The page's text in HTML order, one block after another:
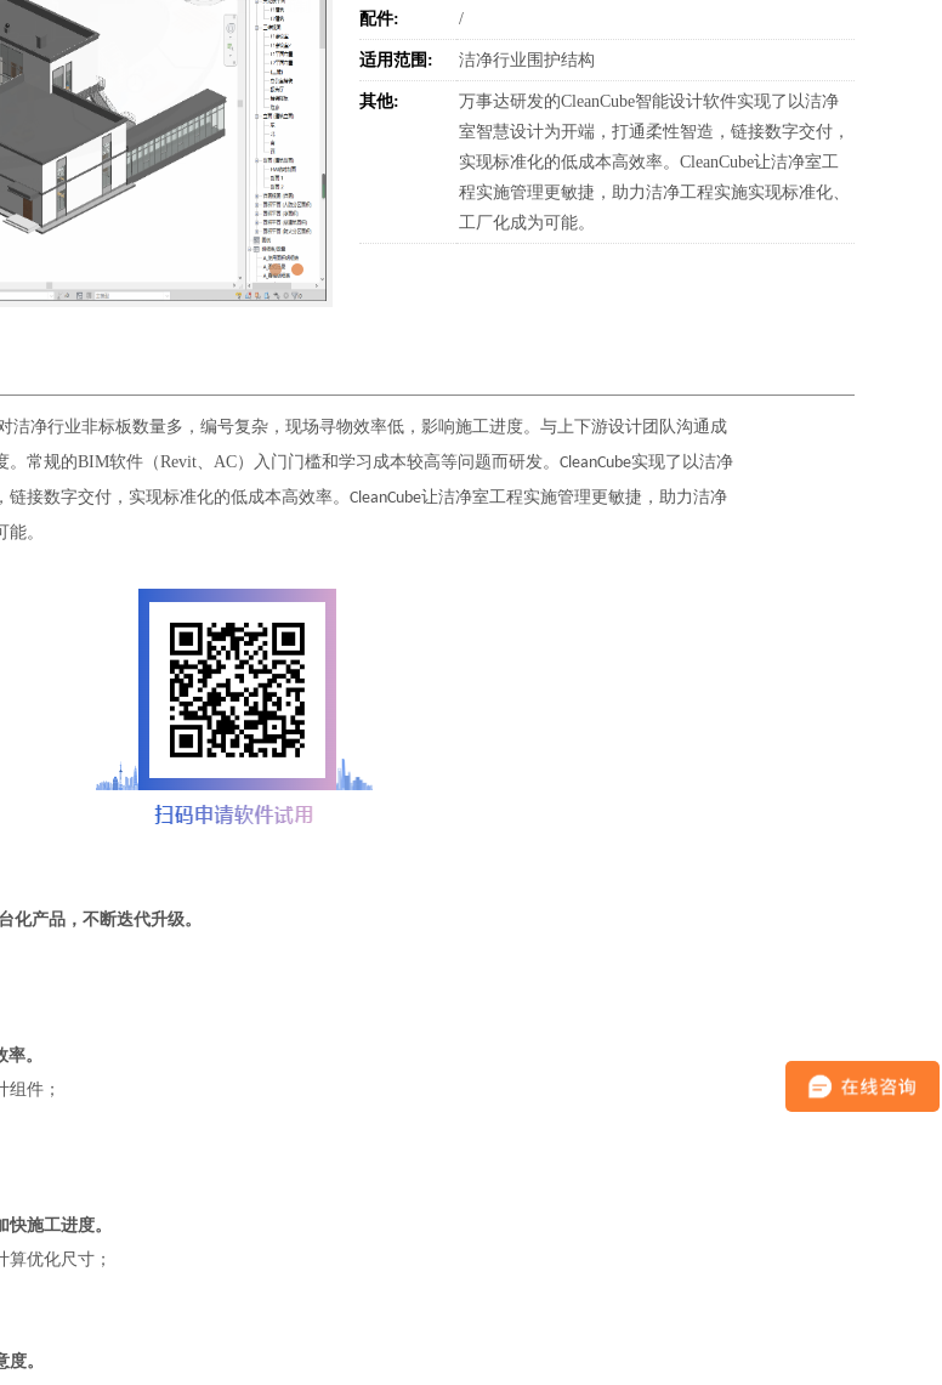
配件: /
适用范围: 洁净行业围护结构
其他:
万事达研发的CleanCube​智能设计软件实现了以洁净
室智慧设计为开端，打通柔性智造，链接数字交付，
实现标准化的低成本高效率。CleanCube让洁净室工
程实施管理更敏捷，助力洁净工程实施实现标准化、
工厂化成为可能。
洁净行业非标板数量多，编号复杂，现场寻物效率低，影响施工进度。与上下游设计团队沟通成
常规的BIM软件（Revit、AC）入门门槛和学习成本较高等问题而研发。 CleanCube实现了以洁净
接数字交付，实现标准化的低成本高效率。 CleanCube让洁净室工程实施管理更敏捷，助力洁净
。
化产品，不断迭代升级。
。
件；
施工进度。
优化尺寸；
。